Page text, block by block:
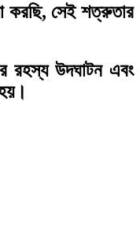
করছি, সেই শত্রুতার
রহস্য উদঘাটন এবং